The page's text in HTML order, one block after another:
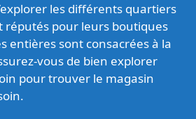
les différents quartiers
réputés pour leurs boutiques
entières sont consacrées à la
vous de bien explorer
pour trouver le magasin